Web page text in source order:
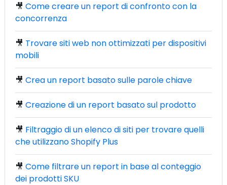
🎥 Come creare un report di confronto con la
concorrenza
🎥 Trovare siti web non ottimizzati per dispositivi
mobili
🎥 Crea un report basato sulle parole chiave
🎥 Creazione di un report basato sul prodotto
🎥 Filtraggio di un elenco di siti per trovare quelli
che utilizzano Shopify Plus
🎥 Come filtrare un report in base al conteggio
dei prodotti SKU